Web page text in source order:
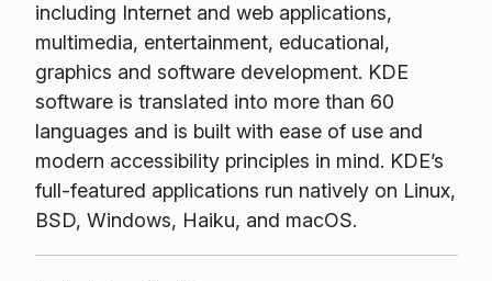
including Internet and web applications,
multimedia, entertainment, educational,
graphics and software development. KDE
software is translated into more than 60
languages and is built with ease of use and
modern accessibility principles in mind. KDE’s
full-featured applications run natively on Linux,
BSD, Windows, Haiku, and macOS.